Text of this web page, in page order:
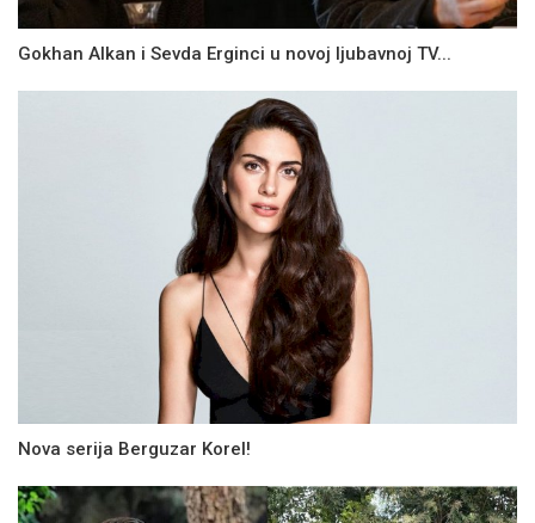
Gokhan Alkan i Sevda Erginci u novoj ljubavnoj TV...
Nova serija Berguzar Korel!